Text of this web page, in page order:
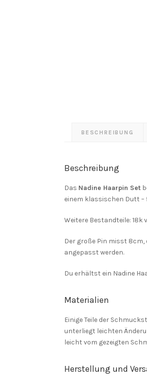
BESCHREIBUNG
Beschreibung
Das Nadine Haarpin Set
einem klassischen Dutt
Weitere Bestandteile:
Der große Pin misst 8cm,
angepasst werden.
Du erhältst ein Nadine
Materialien
Einige Teile der
unterliegt leichten
leicht vom gezeigten
Herstellung und